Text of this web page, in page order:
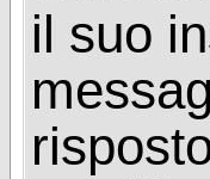
il suo